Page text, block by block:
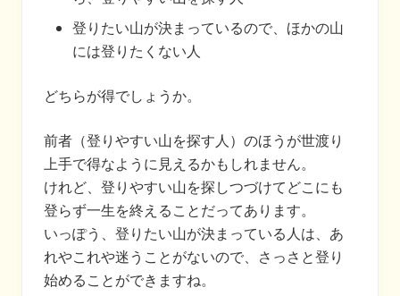
登りたい山が決まっているので、ほかの山
には登りたくない人
どちらが得でしょうか。
前者（登りやすい山を探す人）のほうが世渡り
上手で得なように見えるかもしれません。
けれど、登りやすい山を探しつづけてどこにも
登らず一生を終えることだってあります。
いっぽう、登りたい山が決まっている人は、あ
れやこれや迷うことがないので、さっさと登り
始めることができますね。